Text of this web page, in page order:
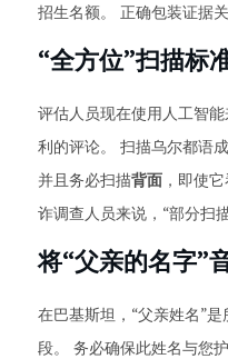
招生名额。 正确包装证据
“全方位”扫描标
评估人员现在使用人工智
利的评论。 扫描乌尔都语
并且务必扫描背面 ，即使
诈调查人员来说，“部分扫
将“父亲的名字”
在巴基斯坦，“父亲姓名”
段。 务必确保此姓名与您